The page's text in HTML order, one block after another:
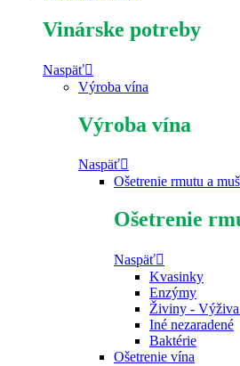
Vinárske potreby
Naspäť
Výroba vína
Výroba vína
Naspäť
Ošetrenie rmutu a
Ošetrenie
Naspäť
Kvasinky
Enzýmy
Živiny -
Iné nezaradené
Baktérie
Ošetrenie vína